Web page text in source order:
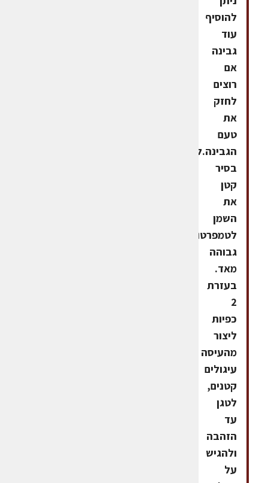
להוסיף
עוד
גבינה
אם
רוצים
לחזק
את
טעם
הגבינה.לחמם
בסיר
קטן
את
השמן
לטמפרטורה
גבוהה
מאד.
בעזרת
2
כפיות
ליצור
מהעיסה
עיגולים
קטנים,
לטגן
עד
הזהבה
ולהגיש
על